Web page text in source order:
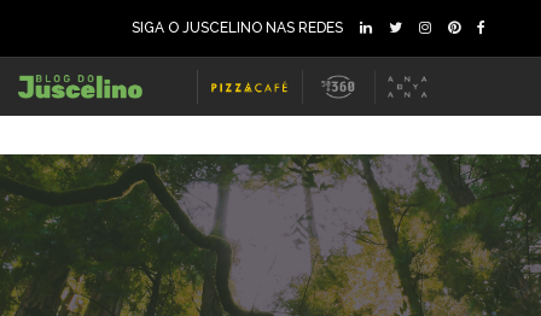
SIGA O JUSCELINO NAS REDES